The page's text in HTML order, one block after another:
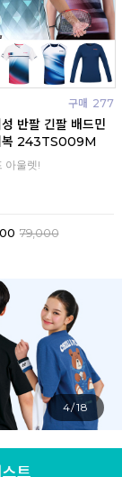
구매 277
반팔 긴팔 배드민
복 243TS009M
아울렛!
79,000
4/18